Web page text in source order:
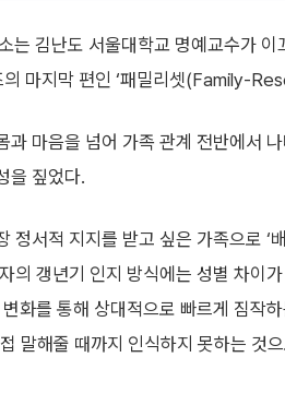
김난도 서울대학교 명예교수가 이
마지막 편인 ‘패밀리셋(Family-
과 마음을 넘어 가족 관계 전반에서
을 짚었다.
정서적 지지를 받고 싶은 가족으로 ‘
의 갱년기 인지 방식에는 성별 차이
화를 통해 상대적으로 빠르게 짐작
말해줄 때까지 인식하지 못하는 것